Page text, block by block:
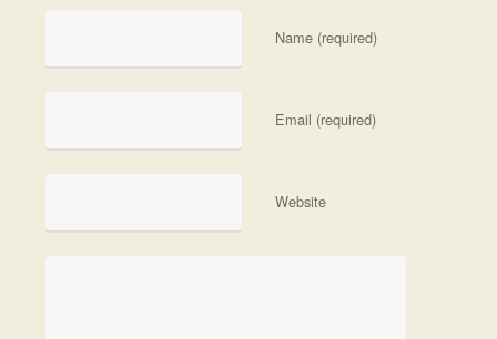
Name (required)
Email (required)
Website